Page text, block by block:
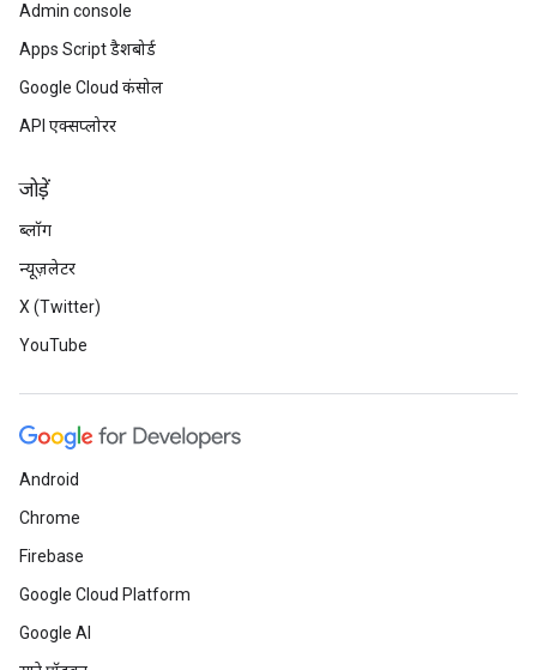
Admin console
Apps Script डैशबोर्ड
Google Cloud कंसोल
API एक्सप्लोरर
जोड़ें
ब्लॉग
न्यूज़लेटर
X (Twitter)
YouTube
Android
Chrome
Firebase
Google Cloud Platform
Google AI